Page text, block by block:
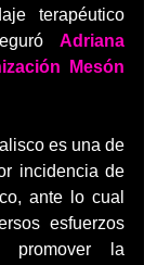
terapéutico
Adriana
Mesón
es una de
incidencia de
ante lo cual
esfuerzos
la